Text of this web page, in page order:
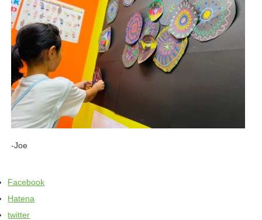
-Joe
Facebook
Hatena
twitter